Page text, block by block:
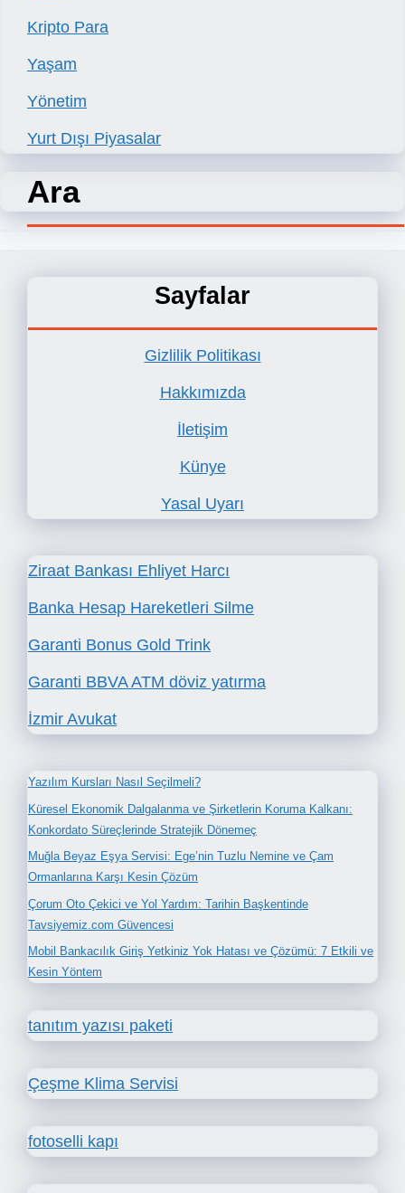
Kripto Para
Yaşam
Yönetim
Yurt Dışı Piyasalar
Ara
Sayfalar
Gizlilik Politikası
Hakkımızda
İletişim
Künye
Yasal Uyarı
Ziraat Bankası Ehliyet Harcı
Banka Hesap Hareketleri Silme
Garanti Bonus Gold Trink
Garanti BBVA ATM döviz yatırma
İzmir Avukat
Yazılım Kursları Nasıl Seçilmeli?
Küresel Ekonomik Dalgalanma ve Şirketlerin Koruma Kalkanı:
Konkordato Süreçlerinde Stratejik Dönemeç
Muğla Beyaz Eşya Servisi: Ege’nin Tuzlu Nemine ve Çam
Ormanlarına Karşı Kesin Çözüm
Çorum Oto Çekici ve Yol Yardım: Tarihin Başkentinde
Tavsiyemiz.com Güvencesi
Mobil Bankacılık Giriş Yetkiniz Yok Hatası ve Çözümü: 7 Etkili ve
Kesin Yöntem
tanıtım yazısı paketi
Çeşme Klima Servisi
fotoselli kapı